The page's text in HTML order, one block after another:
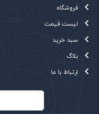
فروشگاه
لیست قیمت
سبد خرید
بلاگ
ارتباط با ما